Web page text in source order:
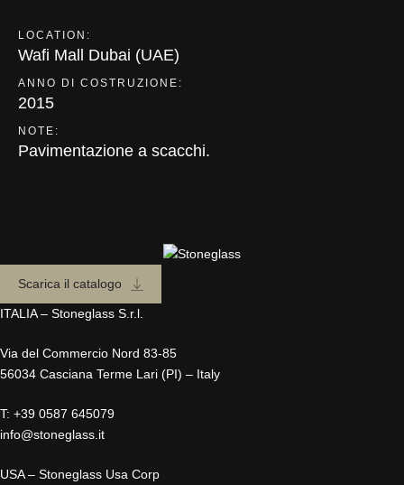
LOCATION:
Wafi Mall Dubai (UAE)
ANNO DI COSTRUZIONE:
2015
NOTE:
Pavimentazione a scacchi.
Scarica il catalogo
ITALIA – Stoneglass S.r.l.
Via del Commercio Nord 83-85
56034 Casciana Terme Lari (PI) – Italy
T: +39 0587 645079
info@stoneglass.it
USA – Stoneglass Usa Corp